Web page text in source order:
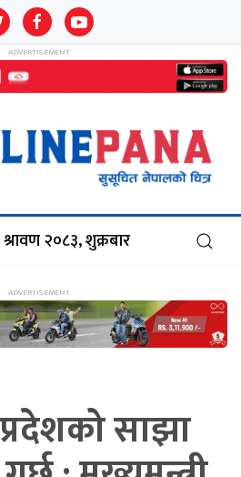
२०८३, शुक्रबार
साझा